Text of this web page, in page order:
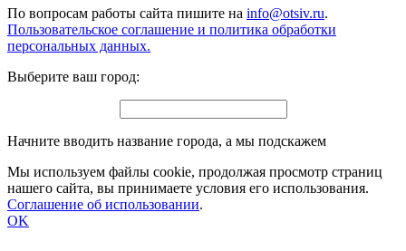
По вопросам работы сайта пишите на info@otsiv.ru.
Пользовательское соглашение и политика обработки
персональных данных.
Выберите ваш город:
Начните вводить название города, а мы подскажем
Мы используем файлы cookie, продолжая просмотр страниц
нашего сайта, вы принимаете условия его использования.
Соглашение об использовании.
OK